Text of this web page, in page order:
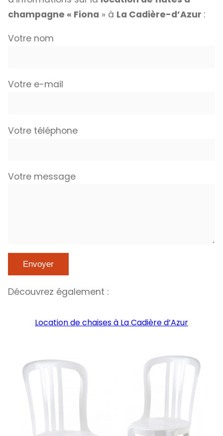
champagne « Fiona » à La Cadière-d’Azur :
Votre nom
Votre e-mail
Votre téléphone
Votre message
Découvrez également :
Location de chaises à La Cadière d’Azur